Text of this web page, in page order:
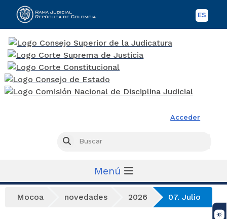
ES
Acceder
Buscar
Menú
Mocoa novedades 2026 07. Julio